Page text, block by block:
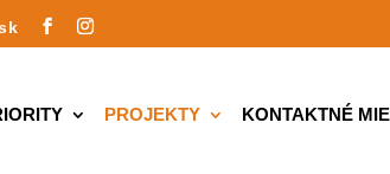
PROJEKTY KONTAKTNÉ